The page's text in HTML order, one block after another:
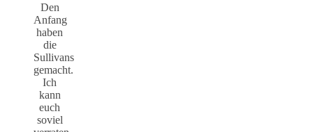
Den
Anfang
haben
die
Sullivans
gemacht.
Ich
kann
euch
soviel